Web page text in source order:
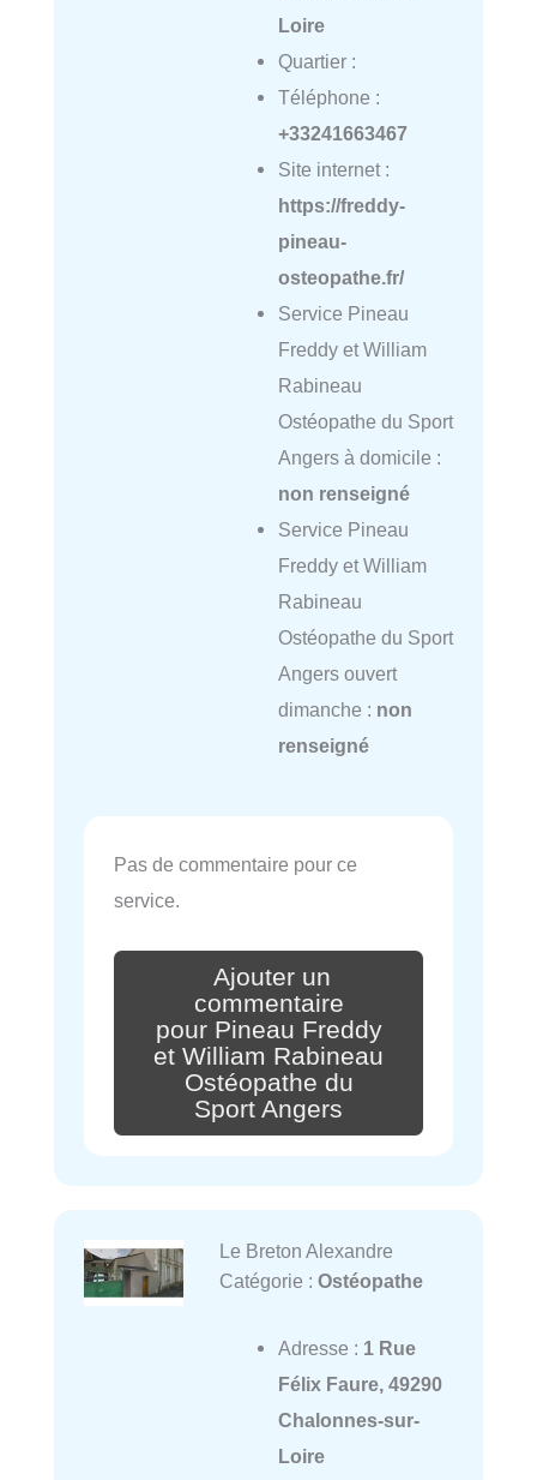
Loire
Quartier :
Téléphone :
+33241663467
Site internet :
https://freddy-
pineau-
osteopathe.fr/
Service Pineau
Freddy et William
Rabineau
Ostéopathe du Sport
Angers à domicile :
non renseigné
Service Pineau
Freddy et William
Rabineau
Ostéopathe du Sport
Angers ouvert
dimanche : non
renseigné
Pas de commentaire pour ce
service.
Ajouter un
commentaire
pour Pineau Freddy
et William Rabineau
Ostéopathe du
Sport Angers
Le Breton Alexandre
Catégorie : Ostéopathe
Adresse : 1 Rue
Félix Faure, 49290
Chalonnes-sur-
Loire